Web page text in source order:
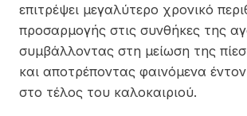
επιτρέψει μεγαλύτερο χρονικό
προσαρμογής στις συνθήκες της
συμβάλλοντας στη μείωση της
και αποτρέποντας φαινόμενα
στο τέλος του καλοκαιριού.